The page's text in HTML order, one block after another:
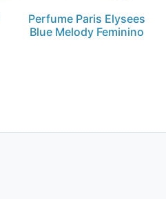
Perfume Paris Elysees
Blue Melody Feminino